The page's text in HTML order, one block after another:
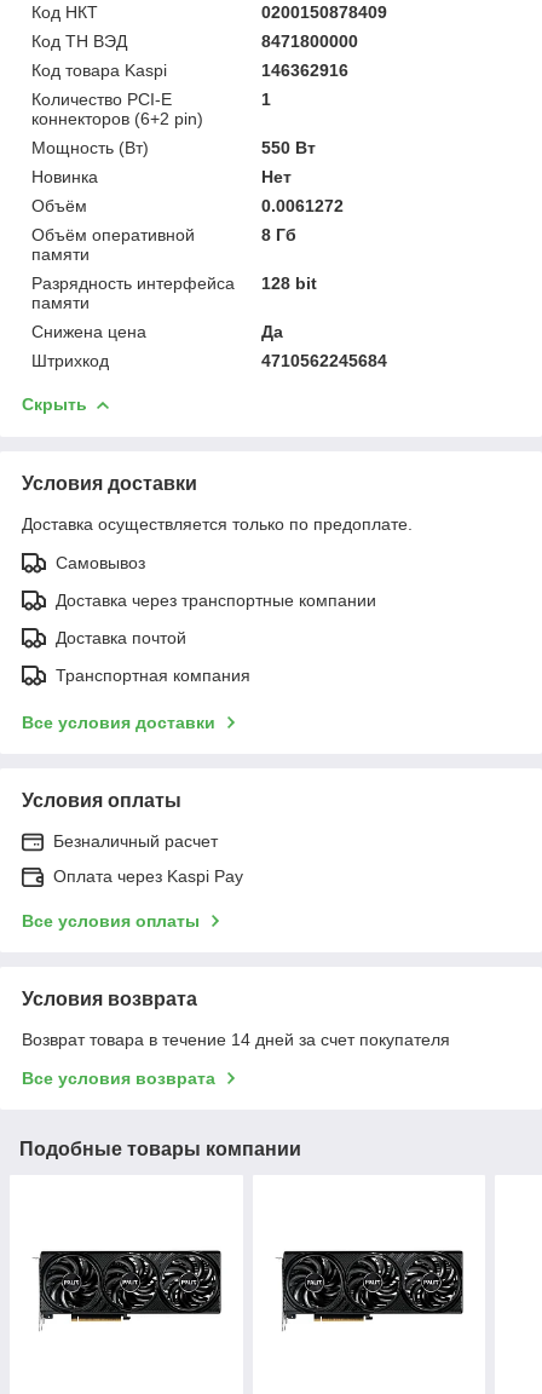
Код НКТ
0200150878409
Код ТН ВЭД
8471800000
Код товара Kaspi
146362916
Количество PCI-E
коннекторов (6+2 pin)
1
Мощность (Bт)
550 Вт
Новинка
Нет
Объём
0.0061272
Объём оперативной
памяти
8 Гб
Разрядность интерфейса
памяти
128 bit
Снижена цена
Да
Штрихкод
4710562245684
Скрыть
Условия доставки
Доставка осуществляется только по предоплате.
Самовывоз
Доставка через транспортные компании
Доставка почтой
Транспортная компания
Все условия доставки
Условия оплаты
Безналичный расчет
Оплата через Kaspi Pay
Все условия оплаты
Условия возврата
Возврат товара в течение 14 дней за счет покупателя
Все условия возврата
Подобные товары компании